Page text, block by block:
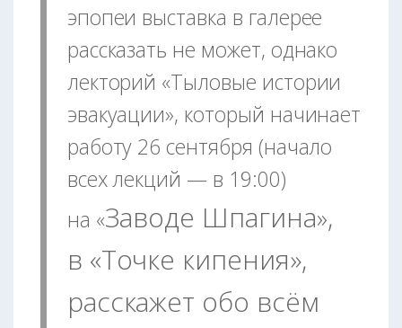
эпопеи выставка в галерее
рассказать не может, однако
лекторий «Тыловые истории
эвакуации», который начинает
работу 26 сентября (начало
всех лекций — в 19:00)
на «Заводе Шпагина»,
в «Точке кипения»,
расскажет обо всём